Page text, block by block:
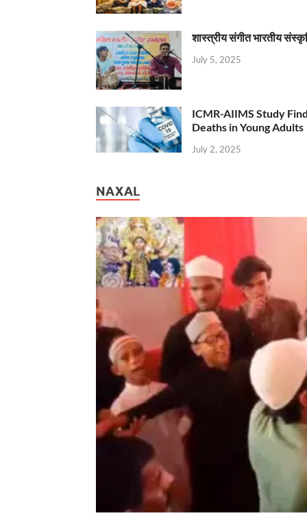
शास्त्रीय संगीत भारतीय
July 5, 2025
ICMR-AIIMS Study
Deaths in Young Adults
July 2, 2025
NAXAL